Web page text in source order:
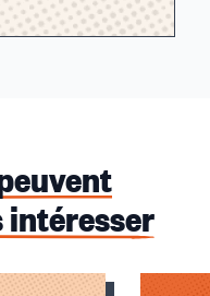
intéresser